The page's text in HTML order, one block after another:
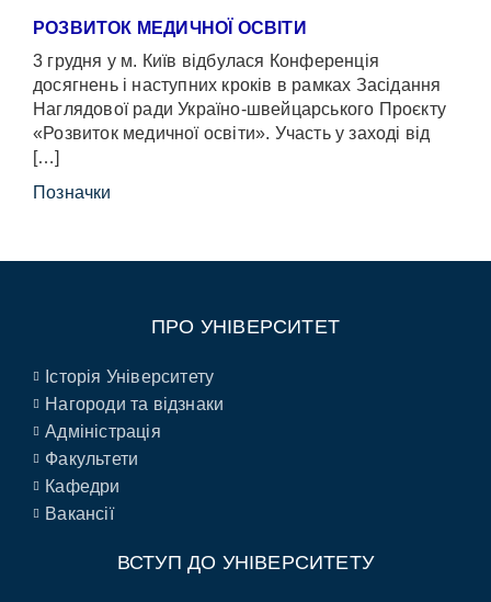
РОЗВИТОК МЕДИЧНОЇ ОСВІТИ
3 грудня у м. Київ відбулася Конференція
досягнень і наступних кроків в рамках Засідання
Наглядової ради Україно-швейцарського Проєкту
«Розвиток медичної освіти». Участь у заході від
[…]
Позначки
ПРО УНІВЕРСИТЕТ
Історія Університету
Нагороди та відзнаки
Адміністрація
Факультети
Кафедри
Вакансії
ВСТУП ДО УНІВЕРСИТЕТУ